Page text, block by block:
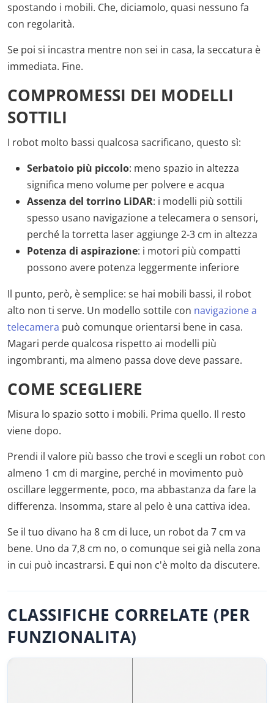
spostando i mobili. Che, diciamolo, quasi nessuno fa
con regolarità.
Se poi si incastra mentre non sei in casa, la seccatura è
immediata. Fine.
COMPROMESSI DEI MODELLI
SOTTILI
I robot molto bassi qualcosa sacrificano, questo sì:
Serbatoio più piccolo: meno spazio in altezza
significa meno volume per polvere e acqua
Assenza del torrino LiDAR: i modelli più sottili
spesso usano navigazione a telecamera o sensori,
perché la torretta laser aggiunge 2-3 cm in altezza
Potenza di aspirazione: i motori più compatti
possono avere potenza leggermente inferiore
Il punto, però, è semplice: se hai mobili bassi, il robot
alto non ti serve. Un modello sottile con navigazione a
telecamera può comunque orientarsi bene in casa.
Magari perde qualcosa rispetto ai modelli più
ingombranti, ma almeno passa dove deve passare.
COME SCEGLIERE
Misura lo spazio sotto i mobili. Prima quello. Il resto
viene dopo.
Prendi il valore più basso che trovi e scegli un robot con
almeno 1 cm di margine, perché in movimento può
oscillare leggermente, poco, ma abbastanza da fare la
differenza. Insomma, stare al pelo è una cattiva idea.
Se il tuo divano ha 8 cm di luce, un robot da 7 cm va
bene. Uno da 7,8 cm no, o comunque sei già nella zona
in cui può incastrarsi. E qui non c'è molto da discutere.
CLASSIFICHE CORRELATE (PER
FUNZIONALITA)